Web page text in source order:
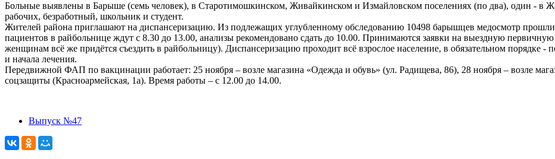
Больные выявлены в Барыше (семь человек), в Старотимошкинском, Живайкинском и Измайловском поселениях (по два), один - в
рабочих, безработный, школьник и студент.
Жителей района приглашают на диспансеризацию. Из подлежащих углубленному обследованию 10498 барышцев медосмотр прошли
пациентов в райбольнице ждут с 8.30 до 13.00, анализы рекомендовано сдать до 10.00. Принимаются заявки на выездную
женщинам всё же придётся съездить в райбольницу). Диспансеризацию проходит всё взрослое население, в обязательном порядке
и начала лечения.
Передвижной ФАП по вакцинации работает: 25 ноября – возле магазина «Одежда и обувь» (ул. Радищева, 86), 28 ноября – возле
соцзащиты (Красноармейская, 1а). Время работы – с 12.00 до 14.00.
Выпуск №47